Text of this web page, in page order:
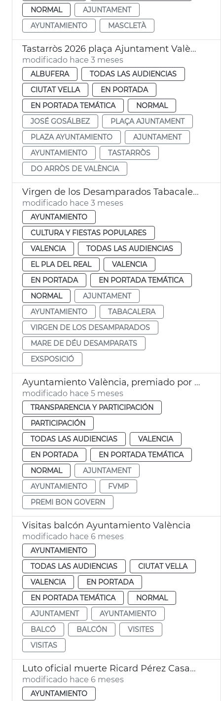
NORMAL
AJUNTAMENT
AYUNTAMIENTO
MASCLETÀ
Tastarròs 2026 plaça Ajuntament València
modificado hace 3 meses
ALBUFERA
TODAS LAS AUDIENCIAS
CIUTAT VELLA
EN PORTADA
EN PORTADA TEMÁTICA
NORMAL
JOSÉ GOSÁLBEZ
PLAÇA AJUNTAMENT
PLAZA AYUNTAMIENTO
AJUNTAMENT
AYUNTAMIENTO
TASTARRÒS
DO ARRÒS DE VALÈNCIA
Virgen de los Desamparados Tabacalera València
modificado hace 3 meses
AYUNTAMIENTO
CULTURA Y FIESTAS POPULARES
VALENCIA
TODAS LAS AUDIENCIAS
EL PLA DEL REAL
VALENCIA
EN PORTADA
EN PORTADA TEMÁTICA
NORMAL
AJUNTAMENT
AYUNTAMIENTO
TABACALERA
VIRGEN DE LOS DESAMPARADOS
MARE DE DÉU DESAMPARATS
EXSPOSICIÓ
Ayuntamiento València, premiado por la FVMP
modificado hace 5 meses
TRANSPARENCIA Y PARTICIPACIÓN
PARTICIPACIÓN
TODAS LAS AUDIENCIAS
VALENCIA
EN PORTADA
EN PORTADA TEMÁTICA
NORMAL
AJUNTAMENT
AYUNTAMIENTO
FVMP
PREMI BON GOVERN
Visitas balcón Ayuntamiento València
modificado hace 6 meses
AYUNTAMIENTO
TODAS LAS AUDIENCIAS
CIUTAT VELLA
VALENCIA
EN PORTADA
EN PORTADA TEMÁTICA
NORMAL
AJUNTAMENT
AYUNTAMIENTO
BALCÓ
BALCÓN
VISITES
VISITAS
Luto oficial muerte Ricard Pérez Casado, exalcalde de València
modificado hace 6 meses
AYUNTAMIENTO